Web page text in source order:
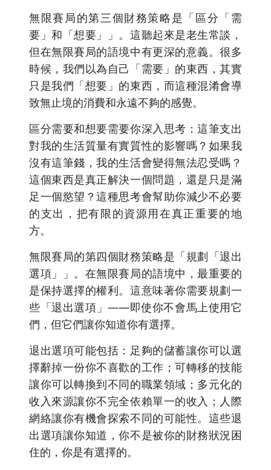
無限賽局的第三個財務策略是「區分「需
要」和「想要」」。這聽起來是老生常談，
但在無限賽局的語境中有更深的意義。很多
時候，我們以為自己「需要」的東西，其實
只是我們「想要」的東西，而這種混淆會導
致無止境的消費和永遠不夠的感覺。
區分需要和想要需要你深入思考：這筆支出
對我的生活質量有實質性的影響嗎？如果我
沒有這筆錢，我的生活會變得無法忍受嗎？
這個東西是真正解決一個問題，還是只是滿
足一個慾望？這種思考會幫助你減少不必要
的支出，把有限的資源用在真正重要的地
方。
無限賽局的第四個財務策略是「規劃「退出
選項」」。在無限賽局的語境中，最重要的
是保持選擇的權利。這意味著你需要規劃一
些「退出選項」——即使你不會馬上使用它
們，但它們讓你知道你有選擇。
退出選項可能包括：足夠的儲蓄讓你可以選
擇辭掉一份你不喜歡的工作；可轉移的技能
讓你可以轉換到不同的職業領域；多元化的
收入來源讓你不完全依賴單一的收入；人際
網絡讓你有機會探索不同的可能性。這些退
出選項讓你知道，你不是被你的財務狀況困
住的，你是有選擇的。